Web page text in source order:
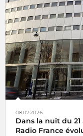
08.07.2026
Dans la nuit du
Radio France